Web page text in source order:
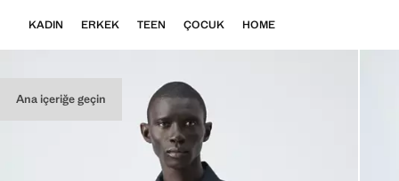
Ana içeriğe geçin
KADIN ERKEK TEEN ÇOCUK HOME